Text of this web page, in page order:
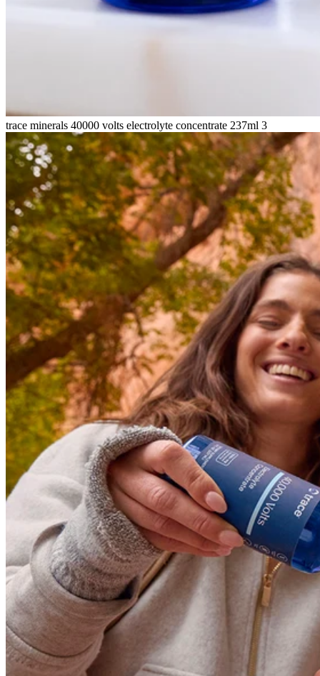
trace minerals 40000 volts electrolyte concentrate 237ml 3